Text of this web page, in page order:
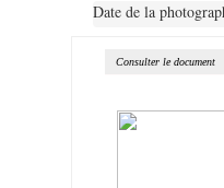
Date de la
Consulter le document